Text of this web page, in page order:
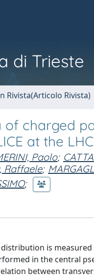
di Trieste
Rivista(Articolo Rivista)
charged
at the LHC
Paolo;
Raffaele;
;
is
in the central
between